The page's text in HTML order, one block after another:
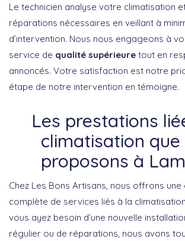
Le technicien analyse votre climatisation
réparations nécessaires en veillant à
d’intervention. Nous nous engageons à
service de qualité supérieure tout en
annoncés. Votre satisfaction est notre
étape de notre intervention en témoigne.
Les prestations
climatisation que
proposons à
Chez Les Bons Artisans, nous offrons une
complète de services liés à la
vous ayez besoin d’une nouvelle
régulier ou de réparations, nous avons